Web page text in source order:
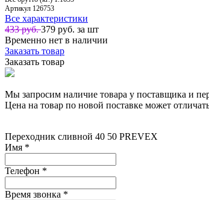
Артикул 126753
Все характеристики
433 руб.379 руб. за шт
Временно нет в наличии
Заказать товар
Заказать товар
Мы запросим наличие товара у поставщика и
Цена на товар по новой поставке может
Пepeхoдник сливнoй 40 50 PREVEX
Имя *
Телефон *
Время звонка *